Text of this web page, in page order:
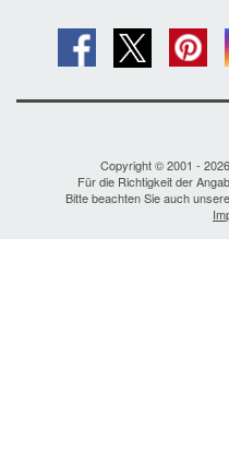
Copyright © 2001 -
Für die Richtigkeit der
Bitte beachten Sie auch unsere